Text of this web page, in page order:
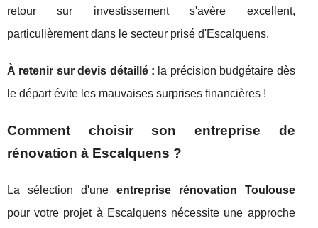
retour sur investissement s'avère excellent,
particulièrement dans le secteur prisé d'Escalquens.
À retenir sur devis détaillé : la précision budgétaire dès
le départ évite les mauvaises surprises financières !
Comment choisir son entreprise de
rénovation à Escalquens ?
La sélection d'une entreprise rénovation Toulouse
pour votre projet à Escalquens nécessite une approche